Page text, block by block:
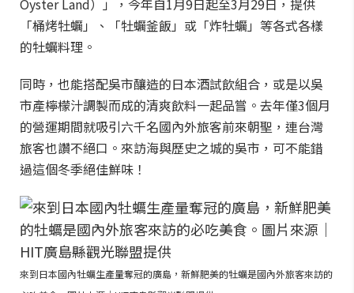
Oyster Land）」，今年自1月9日起至3月29日，提供
「桶烤牡蠣」、「牡蠣釜飯」或「炸牡蠣」等各式各樣
的牡蠣料理。
同時，也能搭配吳市釀造的日本酒試飲組合，或是以吳
市產檸檬汁調製而成的清爽飲料一起品嘗。去年僅3個月
的營運期間就吸引六千名國內外旅客前來朝聖，連台灣
旅客也讚不絕口。來訪海與歷史之城的吳市，可不能錯
過這個冬季絕佳鮮味！
來到日本國內牡蠣生產量奪冠的廣島，新鮮肥美的牡蠣是國內外旅客來訪的